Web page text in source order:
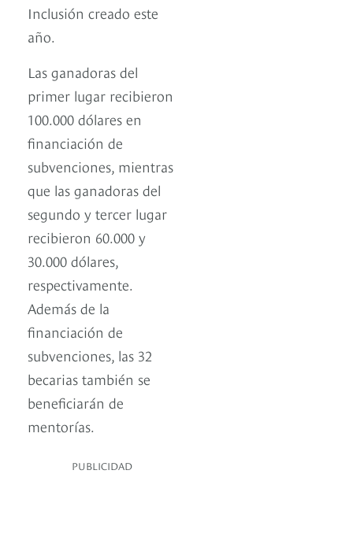
Inclusión creado este
año.
Las ganadoras del
primer lugar recibieron
100.000 dólares en
financiación de
subvenciones, mientras
que las ganadoras del
segundo y tercer lugar
recibieron 60.000 y
30.000 dólares,
respectivamente.
Además de la
financiación de
subvenciones, las 32
becarias también se
beneficiarán de
mentorías.
PUBLICIDAD